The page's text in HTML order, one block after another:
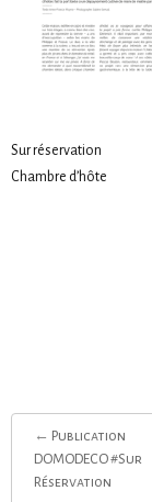
Sur réservation
Chambre d’hôte
Post
navigation
← Publication
DOMODECO #Sur
Réservation